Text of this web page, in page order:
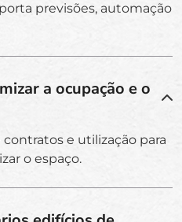
previsões, automação
a ocupação e o
contratos e utilização para
o espaço.